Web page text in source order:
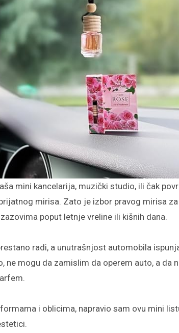
mirisa. Zato je izbor pravog mirisa za
poput letnje vreline ili kišnih dana.
radi, a unutrašnjost automobila
ne mogu da zamislim da operem auto, a da
i oblicima, napravio sam ovu mini